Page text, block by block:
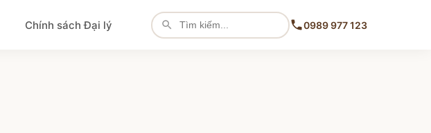
Chính sách Đại lý 0989 977 123